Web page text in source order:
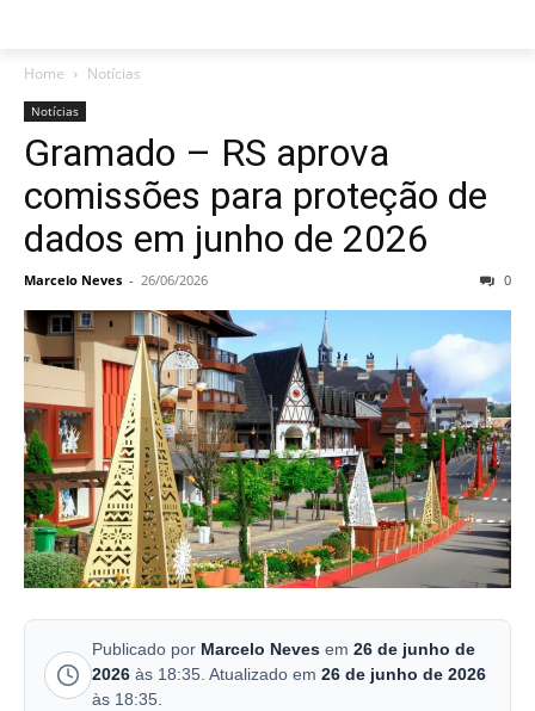
Home Notícias
Notícias
Gramado – RS aprova
comissões para proteção de
dados em junho de 2026
Marcelo Neves - 26/06/2026 0
Publicado por Marcelo Neves em 26 de junho de
2026 às 18:35. Atualizado em 26 de junho de 2026
às 18:35.